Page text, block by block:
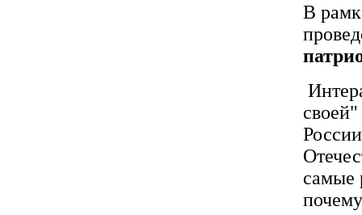
В
самые